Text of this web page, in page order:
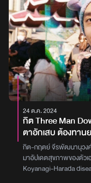
อนุโรจน์ เกตุเลขา ศิลปิน
วินิจฉัยโรคจากแพทย์โรง
เดินอาหารอักเสบเฉียบ
ตามการลงความเห็นของ
ในวันที่ 26 กรกฎาคม
จ.ยโสธร และ วันที่ 27 ก
House จ.สุรินทร์ ทางวง
ในความไม่สะดวกมา ณ
3rd Tilly Birds
24 ต.ค. 2024
กิต Three Man
ตาอักเสบ ต้องทาน
อาจทำให้สุขภาพอ่
กิต-กฤตย์ จีรพัฒนานุวงศ์
มาอัปเดตสุขภาพของตัว
Koyanagi-Harada